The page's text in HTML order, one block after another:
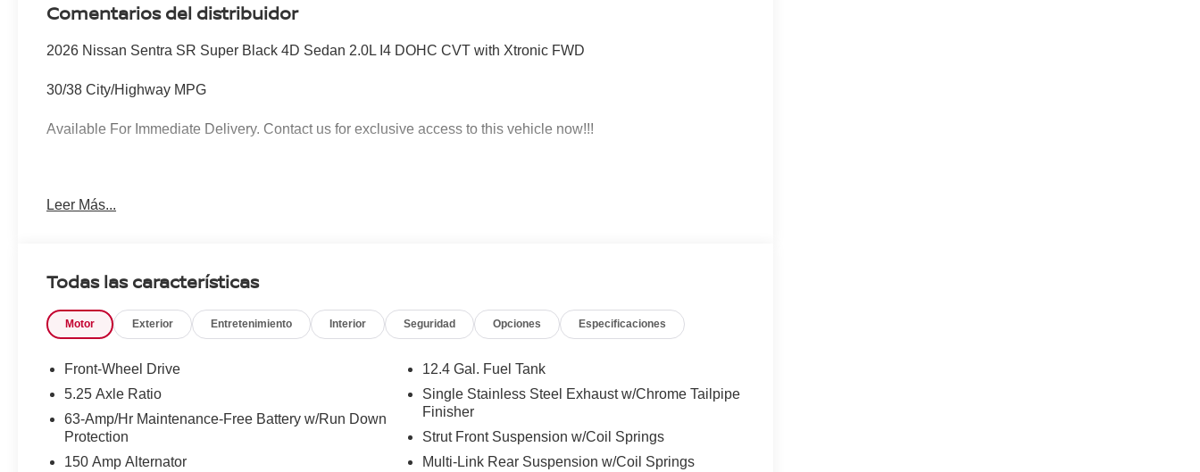
Comentarios del distribuidor
2026 Nissan Sentra SR Super Black 4D Sedan 2.0L I4 DOHC CVT with Xtronic FWD
30/38 City/Highway MPG
Available For Immediate Delivery. Contact us for exclusive access to this vehicle now!!!
760-777-8999.
Leer Más...
Todas las características
Motor Exterior Entretenimiento Interior Seguridad Opciones Especificaciones
Front-Wheel Drive
5.25 Axle Ratio
63-Amp/Hr Maintenance-Free Battery w/Run Down
Protection
150 Amp Alternator
12.4 Gal. Fuel Tank
Single Stainless Steel Exhaust w/Chrome Tailpipe
Finisher
Strut Front Suspension w/Coil Springs
Multi-Link Rear Suspension w/Coil Springs